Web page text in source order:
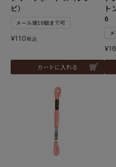
ピ）
メール便10個まで可
¥110税込
カートに入れる
ト
6
¥